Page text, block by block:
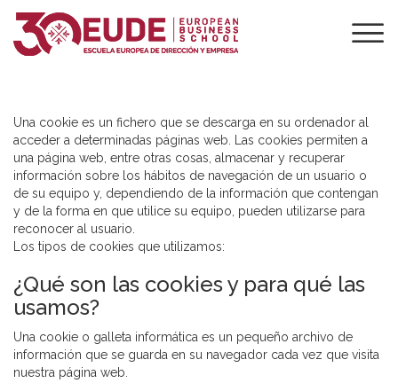
POLÍTICA DE
Una cookie es un fichero que se descarga en su ordenador al
acceder a determinadas páginas web. Las cookies permiten a
una página web, entre otras cosas, almacenar y recuperar
información sobre los hábitos de navegación de un usuario o
de su equipo y, dependiendo de la información que contengan
y de la forma en que utilice su equipo, pueden utilizarse para
reconocer al usuario.
Los tipos de cookies que utilizamos:
¿Qué son las cookies y para qué las
usamos?
Una cookie o galleta informática es un pequeño archivo de
información que se guarda en su navegador cada vez que visita
nuestra página web.